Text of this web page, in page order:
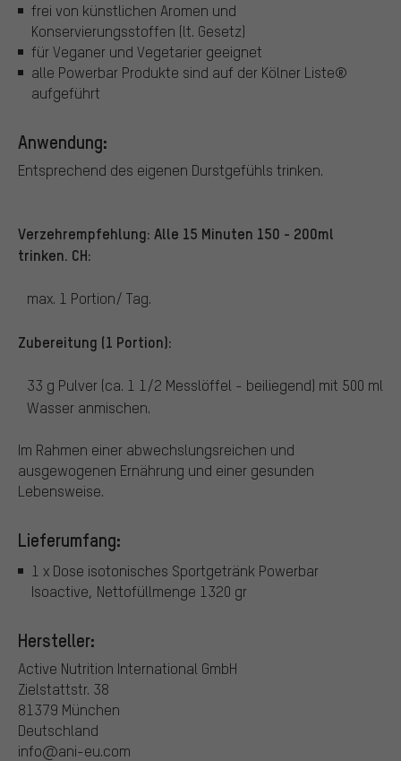
frei von künstlichen Aromen und
Konservierungsstoffen (lt. Gesetz)
für Veganer und Vegetarier geeignet
alle Powerbar Produkte sind auf der Kölner Liste®
aufgeführt
Anwendung:
Entsprechend des eigenen Durstgefühls trinken.
Verzehrempfehlung: Alle 15 Minuten 150 - 200ml
trinken. CH:
max. 1 Portion/ Tag.
Zubereitung (1 Portion):
33 g Pulver (ca. 1 1/2 Messlöffel - beiliegend) mit 500 ml
Wasser anmischen.
Im Rahmen einer abwechslungsreichen und
ausgewogenen Ernährung und einer gesunden
Lebensweise.
Lieferumfang:
1 x Dose isotonisches Sportgetränk Powerbar
Isoactive, Nettofüllmenge 1320 gr
Hersteller:
Active Nutrition International GmbH
Zielstattstr. 38
81379 München
Deutschland
info@ani-eu.com